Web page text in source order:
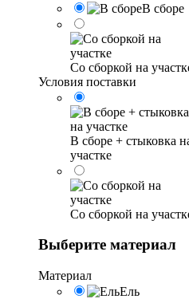
В сборе
Со сборкой на
Условия поставки
В сборе + стыковка
участке
Со сборкой на
Выберите материал
Материал
Ель